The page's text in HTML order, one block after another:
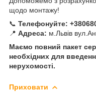
щодо монтажу!
📞 Телефонуйте:
📍 Адреса: м.Львів
Маємо повний пакет
необхідних для
нерухомості.
Приховати